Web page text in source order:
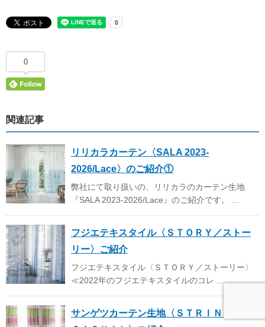
0
関連記事
リリカラカーテン〈SALA 2023-
2026/Lace〉のご紹介①
弊社にて取り扱いの、リリカラのカーテン生地
『SALA 2023-2026/Lace』のご紹介です。 ...
フジエテキスタイル〈ＳＴＯＲＹ／ストー
リー〉ご紹介
フジエテキスタイル〈ＳＴＯＲＹ／ストーリー〉
≪2022年のフジエテキスタイルのコレ ...
サンゲツカーテン生地〈ＳＴＲＩＮＧＳ／